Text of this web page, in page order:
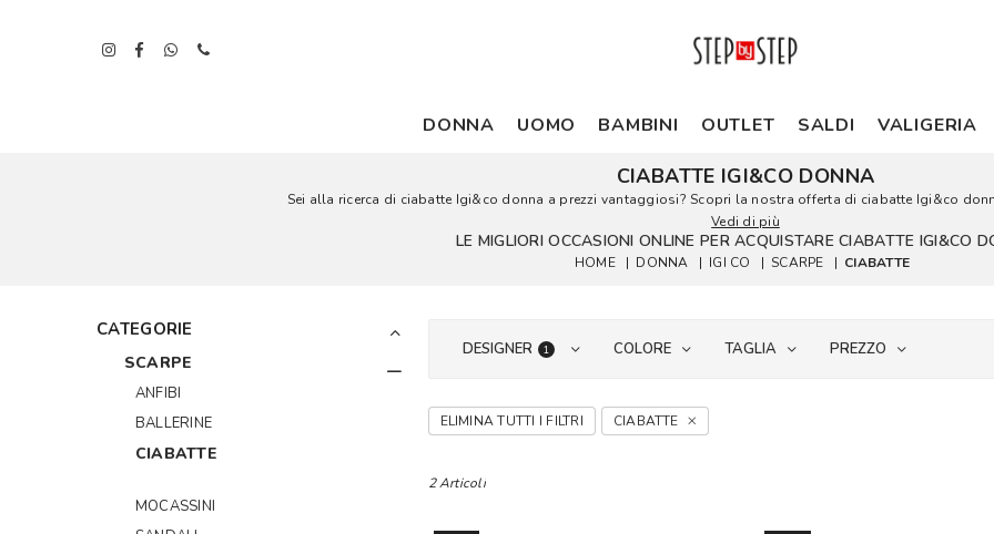
DONNA UOMO BAMBINI OUTLET SALDI VALIGERIA
CIABATTE IGI&CO DONNA
Sei alla ricerca di ciabatte Igi&co donna a prezzi vantaggiosi? Scopri la nostra offerta di ciabatte Igi&co
Vedi di più
LE MIGLIORI OCCASIONI ONLINE PER ACQUISTARE CIABATTE IGI&CO
HOME | DONNA | IGI CO | SCARPE | CIABATTE
CATEGORIE
SCARPE
ANFIBI
BALLERINE
CIABATTE
MOCASSINI
DESIGNER 1 COLORE TAGLIA PREZZO
ELIMINA TUTTI I FILTRI CIABATTE
2 Articoli